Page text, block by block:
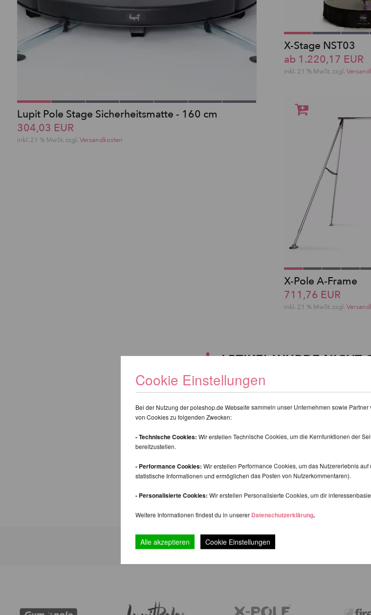
Lupit Pole Stage Sicherheitsmatte - 160 cm
304,03 EUR
inkl. 21 % MwSt. zzgl. Versandkosten
X-Stage NST03
ab 1.220,17 EUR
inkl. 21 % MwSt. zzgl.
X-Pole A-Frame
711,76 EUR
inkl. 21 % MwSt. zzgl.
ARTIKEL WURDE NICHT
Suchbegriff:
Zurück
Cookie Einstellungen
Bei der Nutzung der poleshop.de Webseite sammeln unser Unternehmen sowie
von Cookies zu folgenden Zwecken:
- Technische Cookies: Wir erstellen Technische Cookies, um die Kernfunktionen der
bereitzustellen.
- Performance Cookies: Wir erstellen Performance Cookies, um das Nutzererlebnis
statistische Informationen und ermöglichen das Posten von Nutzerkommentaren).
- Personalisierte Cookies: Wir erstellen Personalisierte Cookies, um dir
Weitere Informationen findest du in unserer Datenschutzerklärung.
Alle akzeptieren Cookie Einstellungen